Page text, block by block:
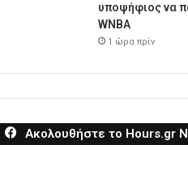
υποψήφιος να
WNBA
1 ώρα πρίν
Ακολουθήστε το Hours.gr